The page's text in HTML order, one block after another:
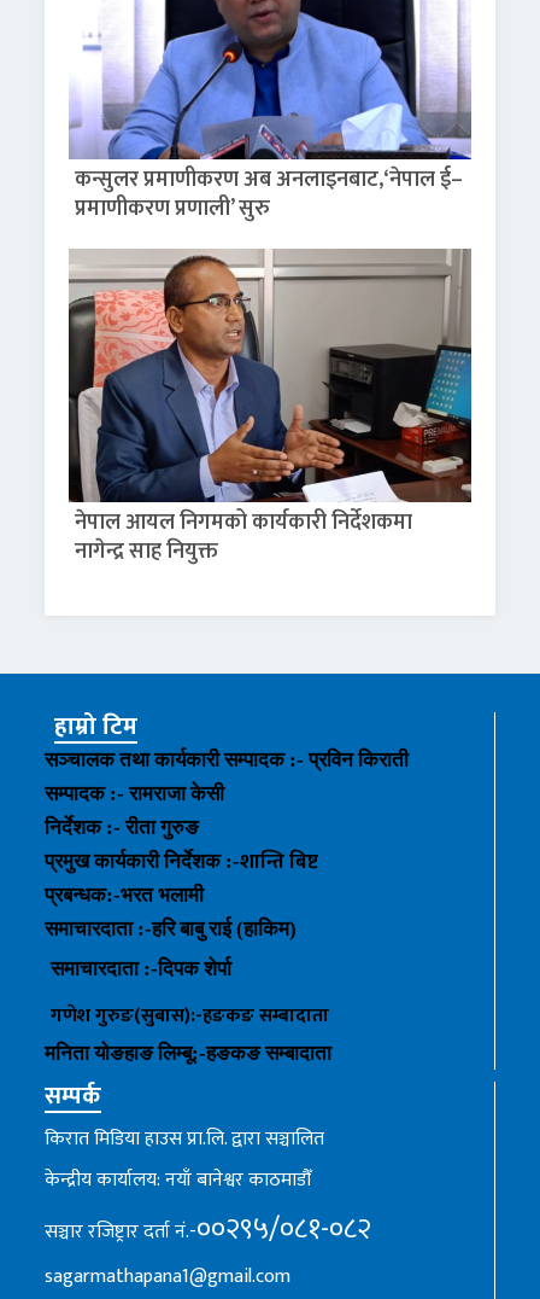
कन्सुलर प्रमाणीकरण अब अनलाइनबाट,‘नेपाल ई–
प्रमाणीकरण प्रणाली’ सुरु
नेपाल आयल निगमको कार्यकारी निर्देशकमा
नागेन्द्र साह नियुक्त
हाम्रो टिम
सञ्चालक तथा कार्यकारी सम्पादक :- प्रविन किराती
सम्पादक :- रामराजा केसी
निर्देशक :- रीता गुरुङ
प्रमुख कार्यकारी निर्देशक :-शान्ति बिष्ट
प्रबन्धक:-भरत भलामी
समाचारदाता :-हरि बाबु राई (हाकिम)
समाचारदाता :-दिपक शेर्पा
गणेश गुरुङ(सुबास):-हङकङसम्बादाता
मनिता योङहाङलिम्बू:-हङकङ सम्बादाता
सम्पर्क
किरात मिडिया हाउस प्रा.लि. द्वारा सञ्चालित
केन्द्रीय कार्यालय: नयाँ बानेश्वर काठमाडौँ
सञ्चार रजिष्ट्रार दर्ता नं.-००२९५/०८१-०८२
sagarmathapana1@gmail.com